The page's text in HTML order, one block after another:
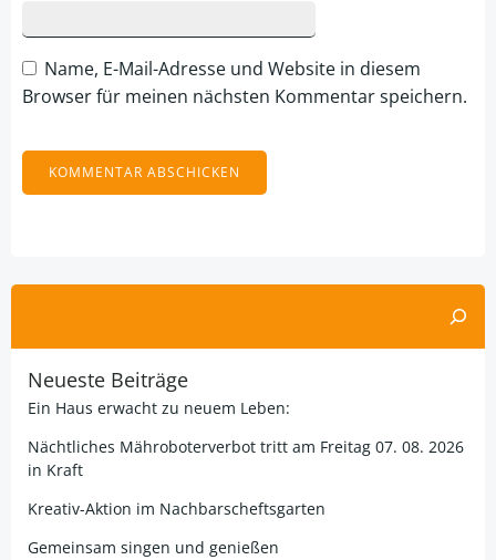
Name, E-Mail-Adresse und Website in diesem
Browser für meinen nächsten Kommentar speichern.
Neueste Beiträge
Ein Haus erwacht zu neuem Leben:
Nächtliches Mähroboterverbot tritt am Freitag 07. 08. 2026
in Kraft
Kreativ-Aktion im Nachbarscheftsgarten
Gemeinsam singen und genießen